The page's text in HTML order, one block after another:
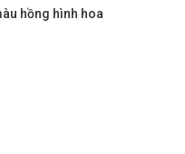
hồng hình hoa